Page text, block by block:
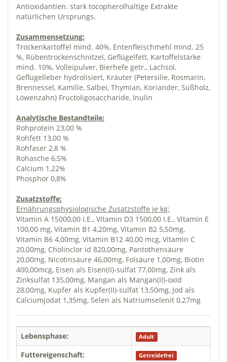
Antioxidantien: stark tocopherolhaltige Extrakte
natürlichen Ursprungs.
Zusammensetzung:
Trockenkartoffel mind. 40%, Entenfleischmehl mind. 25
%, Rübentrockenschnitzel, Geflügelfett, Kartoffelstärke
mind. 10%, Volleipulver, Bierhefe getr., Lachsöl,
Geflügelleber hydrolisiert, Kräuter (Petersilie, Rosmarin,
Brennessel, Kamille, Salbei, Thymian, Koriander, Süßholz,
Löwenzahn) Fructoligosaccharide, Inulin
Analytische Bestandteile:
Rohprotein 23,00 %
Rohfett 13,00 %
Rohfaser 2,8 %
Rohasche 6,5%
Calcium 1,22%
Phosphor 0,8%
Zusatzstoffe:
Ernährungsphysiologische Zusatzstoffe je kg:
Vitamin A 15000,00 I.E., Vitamin D3 1500,00 I.E., Vitamin E
100,00 mg, Vitamin B1 4,20mg, Vitamin B2 5,50mg,
Vitamin B6 4,00mg, Vitamin B12 40,00 mcg, Vitamin C
20,00mg, Cholinclor id 820,00mg, Pantothensäure
20,00mg, Nicotinsäure 46,00mg, Folsäure 1,00mg, Biotin
400,00mcg, Eisen als Eisen(II)-sulfat 77,00mg, Zink als
Zinksulfat 135,00mg, Mangan als Mangan(II)-oxid
28,00mg, Kupfer als Kupfer(II)-sulfat 13,50mg, Jod als
Calciumjodat 1,35mg, Selen als Natriumselenit 0,27mg
Lebensphase: Adult
Futtereigenschaft: Getreidefrei